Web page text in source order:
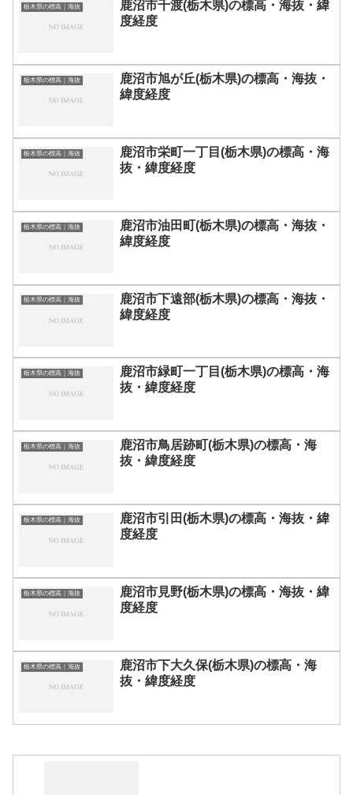
栃木県の標高｜海抜
鹿沼市千渡(栃木県)の標高・海抜・緯
度経度
栃木県の標高｜海抜
鹿沼市旭が丘(栃木県)の標高・海抜・
緯度経度
栃木県の標高｜海抜
鹿沼市栄町一丁目(栃木県)の標高・海
抜・緯度経度
栃木県の標高｜海抜
鹿沼市油田町(栃木県)の標高・海抜・
緯度経度
栃木県の標高｜海抜
鹿沼市下遠部(栃木県)の標高・海抜・
緯度経度
栃木県の標高｜海抜
鹿沼市緑町一丁目(栃木県)の標高・海
抜・緯度経度
栃木県の標高｜海抜
鹿沼市鳥居跡町(栃木県)の標高・海
抜・緯度経度
栃木県の標高｜海抜
鹿沼市引田(栃木県)の標高・海抜・緯
度経度
栃木県の標高｜海抜
鹿沼市見野(栃木県)の標高・海抜・緯
度経度
栃木県の標高｜海抜
鹿沼市下大久保(栃木県)の標高・海
抜・緯度経度